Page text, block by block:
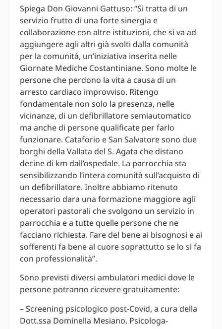
Spiega Don Giovanni Gattuso: “Si tratta di un
servizio frutto di una forte sinergia e
collaborazione con altre istituzioni, che si va ad
aggiungere agli altri già svolti dalla comunità
per la comunità, un’iniziativa inserita nelle
Giornate Mediche Costantiniane. Sono molte le
persone che perdono la vita a causa di un
arresto cardiaco improvviso. Ritengo
fondamentale non solo la presenza, nelle
vicinanze, di un defibrillatore semiautomatico
ma anche di persone qualificate per farlo
funzionare. Cataforio e San Salvatore sono due
borghi della Vallata del S. Agata che distano
decine di km dall’ospedale. La parrocchia sta
sensibilizzando l’intera comunità sull’acquisto di
un defibrillatore. Inoltre abbiamo ritenuto
necessario dara una formazione maggiore agli
operatori pastorali che svolgono un servizio in
parrocchia e a tutte quelle persone che ne
facciano richiesta. Fare del bene ai bisognosi e ai
sofferenti fa bene al cuore soprattutto se lo si fa
con professionalità”.
Sono previsti diversi ambulatori medici dove le
persone potranno ricevere gratuitamente:
– Screening psicologico post-Covid, a cura della
Dott.ssa Dominella Mesiano, Psicologa-